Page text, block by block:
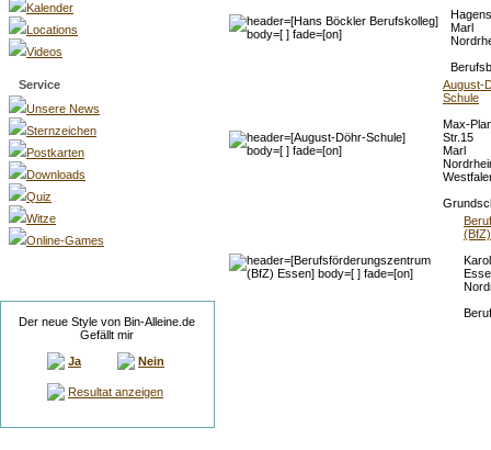
Kalender
Locations
Videos
Service
Unsere News
Sternzeichen
Postkarten
Downloads
Quiz
Witze
Online-Games
Der neue Style von Bin-Alleine.de
Gefällt mir
Ja
Nein
Resultat anzeigen
Marl
August-
Schule
Max-
Str.15
Marl